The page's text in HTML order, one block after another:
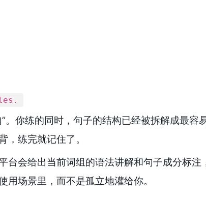
。你练的同时，句子的结构已经被拆解成最
，练完就记住了。
台会给出当前词组的语法讲解和句子成分标
用场景里，而不是孤立地灌给你。